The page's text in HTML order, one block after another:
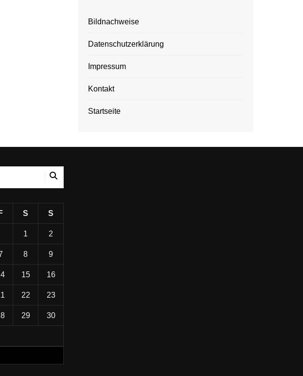
Bildnachweise
Datenschutzerklärung
Impressum
Kontakt
Startseite
F S S
1 2
8 9
15 16
22 23
29 30